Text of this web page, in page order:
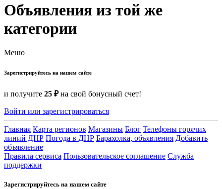
Объявления из той же
категории
Меню
Зарегистрируйтесь на нашем сайте
и получите 25 ₽на свой бонусный счет!
Войти или зарегистрироваться
Главная Карта регионов Магазины Блог Телефоны горячих
линий ДНР Погода в ДНР Барахолка, объявления Добавить
объявление
Правила сервиса Пользовательское соглашение Служба
поддержки
Зарегистрируйтесь на нашем сайте